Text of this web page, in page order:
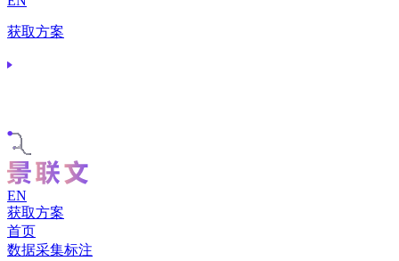
获取方案
EN
获取方案
首页
数据采集标注